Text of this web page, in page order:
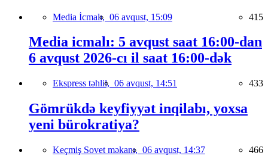
Media İcmalı, 06 avqust, 15:09 415
Media icmalı: 5 avqust saat 16:00-dan
6 avqust 2026-cı il saat 16:00-dək
Ekspress təhlil, 06 avqust, 14:51 433
Gömrükdə keyfiyyət inqilabı, yoxsa
yeni bürokratiya?
Keçmiş Sovet məkanı, 06 avqust, 14:37 466